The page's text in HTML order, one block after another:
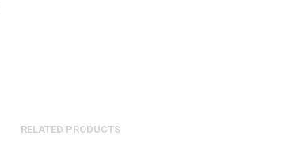
RELATED PRODUCTS